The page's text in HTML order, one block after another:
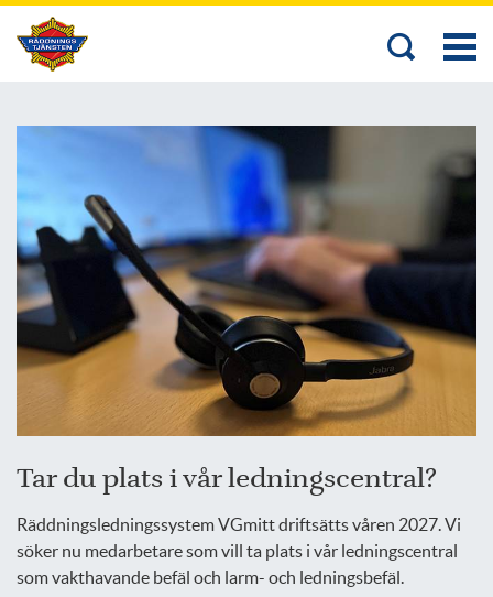
Tar du plats i vår ledningscentral?
Räddningsledningssystem VGmitt driftsätts våren 2027. Vi
söker nu medarbetare som vill ta plats i vår ledningscentral
som vakthavande befäl och larm- och ledningsbefäl.